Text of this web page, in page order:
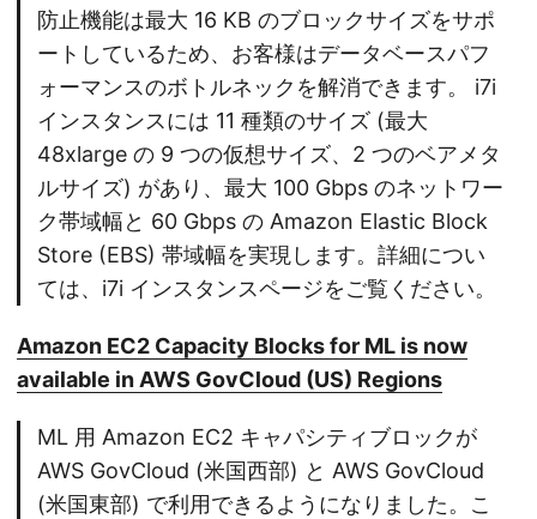
防止機能は最大 16 KB のブロックサイズをサポ
ートしているため、お客様はデータベースパフ
ォーマンスのボトルネックを解消できます。 i7i
インスタンスには 11 種類のサイズ (最大
48xlarge の 9 つの仮想サイズ、2 つのベアメタ
ルサイズ) があり、最大 100 Gbps のネットワー
ク帯域幅と 60 Gbps の Amazon Elastic Block
Store (EBS) 帯域幅を実現します。詳細につい
ては、i7i インスタンスページをご覧ください。
Amazon EC2 Capacity Blocks for ML is now
available in AWS GovCloud (US) Regions
ML 用 Amazon EC2 キャパシティブロックが
AWS GovCloud (米国西部) と AWS GovCloud
(米国東部) で利用できるようになりました。こ